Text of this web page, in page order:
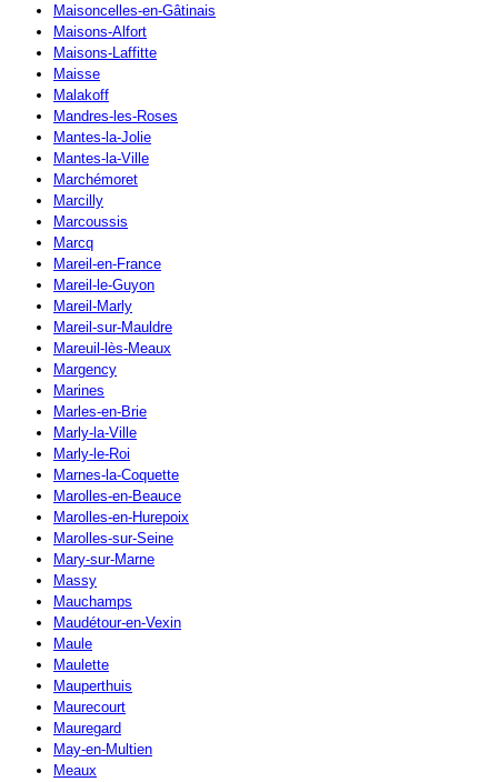
Maisoncelles-en-Gâtinais
Maisons-Alfort
Maisons-Laffitte
Maisse
Malakoff
Mandres-les-Roses
Mantes-la-Jolie
Mantes-la-Ville
Marchémoret
Marcilly
Marcoussis
Marcq
Mareil-en-France
Mareil-le-Guyon
Mareil-Marly
Mareil-sur-Mauldre
Mareuil-lès-Meaux
Margency
Marines
Marles-en-Brie
Marly-la-Ville
Marly-le-Roi
Marnes-la-Coquette
Marolles-en-Beauce
Marolles-en-Hurepoix
Marolles-sur-Seine
Mary-sur-Marne
Massy
Mauchamps
Maudétour-en-Vexin
Maule
Maulette
Mauperthuis
Maurecourt
Mauregard
May-en-Multien
Meaux